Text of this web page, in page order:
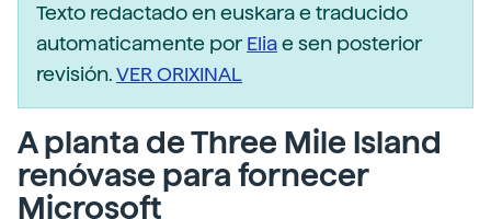
Texto redactado en euskara e traducido
automaticamente porEliae sen posterior
revisión.VER ORIXINAL
A planta de Three Mile Island
renóvase para fornecer
Microsoft